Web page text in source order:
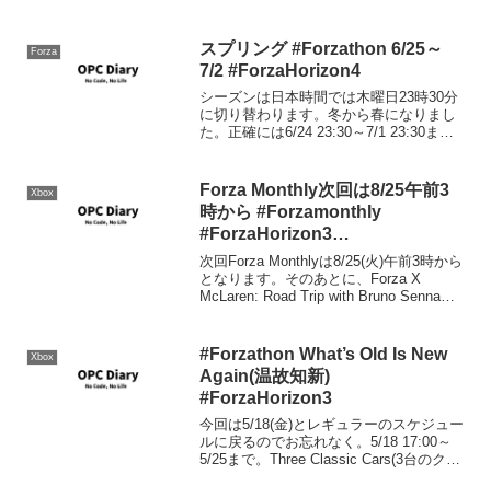
Forza
スプリング #Forzathon 6/25～
7/2 #ForzaHorizon4
シーズンは日本時間では木曜日23時30分
に切り替わります。冬から春になりまし
た。正確には6/24 23:30～7/1 23:30ま
ード50% ...
Xbox
Forza Monthly次回は8/25午前3
時から #Forzamonthly
#ForzaHorizon3
#ForzaMotorsport
次回Forza Monthlyは8/25(火)午前3時から
となります。そのあとに、Forza X
McLaren: Road Trip with Bruno Sennaも
Xbox
#Forzathon What’s Old Is New
Again(温故知新)
#ForzaHorizon3
今回は5/18(金)とレギュラーのスケジュー
ルに戻るのでお忘れなく。5/18 17:00～
5/25まで。Three Classic Cars(3台のクラ